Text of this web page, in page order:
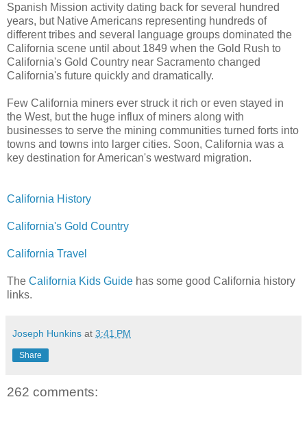
Spanish Mission activity dating back for several hundred
years, but Native Americans representing hundreds of
different tribes and several language groups dominated the
California scene until about 1849 when the Gold Rush to
California's Gold Country near Sacramento changed
California's future quickly and dramatically.
Few California miners ever struck it rich or even stayed in
the West, but the huge influx of miners along with
businesses to serve the mining communities turned forts into
towns and towns into larger cities. Soon, California was a
key destination for American's westward migration.
California History
California's Gold Country
California Travel
The California Kids Guide has some good California history
links.
Joseph Hunkins at 3:41 PM
Share
262 comments: